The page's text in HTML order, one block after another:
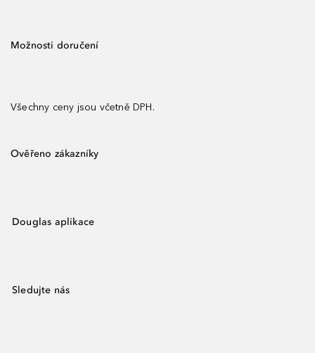
Možnosti doručení
Všechny ceny jsou včetně DPH.
Ověřeno zákazníky
Douglas aplikace
Sledujte nás